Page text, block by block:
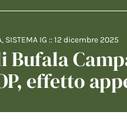
, SISTEMA IG ::12 dicembre 2025
Bufala
effetto